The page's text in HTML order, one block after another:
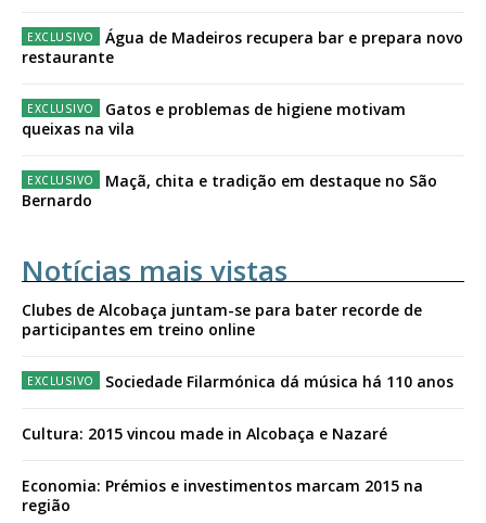
Água de Madeiros recupera bar e prepara novo
restaurante
Gatos e problemas de higiene motivam
queixas na vila
Maçã, chita e tradição em destaque no São
Bernardo
Notícias mais vistas
Clubes de Alcobaça juntam-se para bater recorde de
participantes em treino online
Sociedade Filarmónica dá música há 110 anos
Cultura: 2015 vincou made in Alcobaça e Nazaré
Economia: Prémios e investimentos marcam 2015 na
região